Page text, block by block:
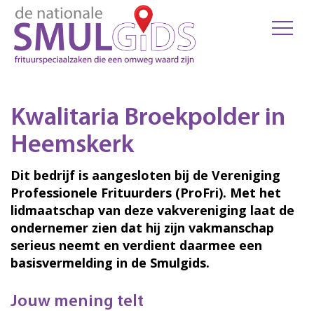
Kwalitaria Broekpolder in
Heemskerk
Dit bedrijf is aangesloten bij de Vereniging
Professionele Frituurders (ProFri). Met het
lidmaatschap van deze vakvereniging laat de
ondernemer zien dat hij zijn vakmanschap
serieus neemt en verdient daarmee een
basisvermelding in de Smulgids.
Jouw mening telt